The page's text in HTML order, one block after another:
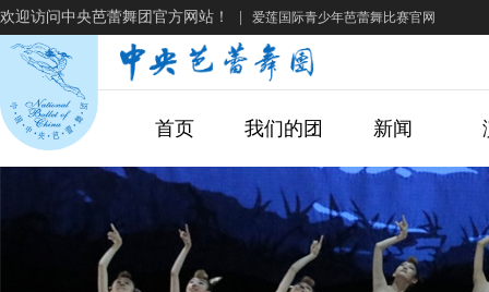
欢迎访问中央芭蕾舞团官方网站！ 爱莲国际青少年芭蕾舞比赛官网
首页 我们的团 新闻